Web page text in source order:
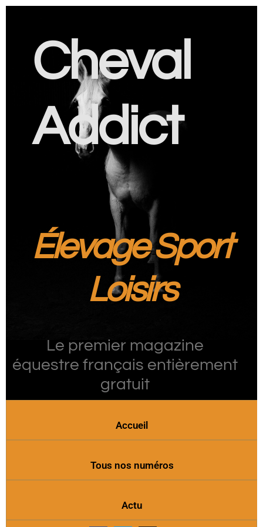
Cheval
Addict
Élevage Sport
Loisirs
Le premier magazine
équestre français entièrement
gratuit
Accueil
Tous nos numéros
Actu